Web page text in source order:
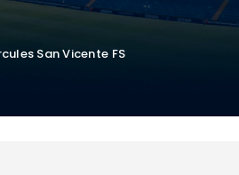
San Vicente FS